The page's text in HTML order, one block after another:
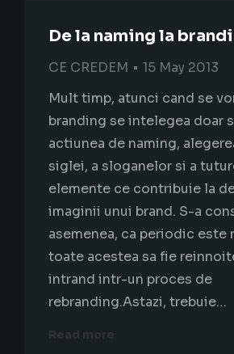
De la naming la
CE CREDEM
15 May 2013
Mult timp, atunci cand se
branding se intelegea doar
actiunea de naming,
siglei, a sloganelor si a
elemente ce contribuie la
imaginii unui brand. S-a
asemenea, ca periodic este
toate acestea sa fie
intrand intr-un proces de
rebranding.Astazi, trebuie…
Read more